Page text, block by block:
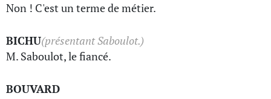
Non ! C'est un terme de métier.
BICHU(présentant Saboulot.)
M. Saboulot, le fiancé.
BOUVARD